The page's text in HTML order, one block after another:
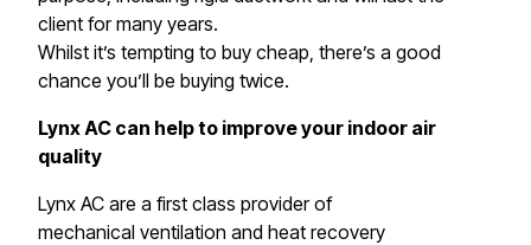
client for many years.
Whilst it’s tempting to buy cheap, there’s a good
chance you’ll be buying twice.​​​​‌ ‍ ​‍​‍‌‍ ‌ ​‍‌‍‍‌‌‍‌ ‌‍‍‌‌‍ ‍​‍​‍​ ‍‍​‍​‍‌ ​ ‌‍​‌‌‍ ‍‌‍‍‌‌ ‌​‌ ‍‌​‍ ‍‌‍‍‌‌‍ ​‍​‍​‍ ​​‍​‍‌‍‍​‌ ​‍‌‍‌‌‌‍‌‍​‍​‍​ ‍‍​‍​‍​‍ ‌‍​‌‌‍‌​‌‍ ‌‌‍‍‌‌‍ ‍​‍ ‌‍‍‌‌‍ ‍‌ ‌​‌‍‌‌‌‍ ‍‌ ‌​​‍ ‌‍‌‌‌‍‌​‌‍‍‌‌ ‌​​‍ ‌‍ ‌‌‍ ‌‍‌​‌‍‌‌​ ‌‌ ​​‌ ​‍‌‍‌‌‌ ​ ‌‍‌‌‌‍ ‍‌ ‌​‌‍​‌‌ ‌​‌‍‍‌‌‍ ‌‍ ‍​ ‍ ‌‍‍‌‌‍‌​​ ‌​ ‌‍​ ‌​​ ‍‌‌‍​‌‌‍​ ​ ‌ ​ ‍​​ ​ ​‍ ‌‌‍​ ​ ​​​ ‌‌​ ‌​​‍ ‌​ ‌​‌‍‌​​ ‍​​ ‍‌​‍ ‌​ ‍‌​ ‌‌‌‍​‌​ ​​​‍ ‌​ ‌‌‌‍‌‌​ ​‍​ ‌​​ ‍‌​ ​‌​ ‌ ‌‍‌‍​ ‌​​ ‍​​ ‍‌​ ‌‌​ ‍ ‌ ‌​‌ ‍‌‌ ​​‌‍‌‌​ ‌‌ ​​‌‍ ‌ ​ ‌ ‌​​ ‍ ‌ ​​‌‍​‌‌ ‌​‌‍‍​​ ‌‌‍​ ‌‍ ‌‍ ‍‌ ‌​‌‍‌‌‌‍ ‍‌ ‌​​‍‌‌​ ‌‌‌​​‍‌‌ ‌‍‍ ‌‍‌‌‌ ‍‌​‍‌‌​ ​ ‌​‌​​‍‌‌​ ​ ‌​‌​​‍‌‌​ ​‍​ ​‍​ ‍‌‌‍​ ​ ‌‌‌‍​‍​ ​‌​ ‌ ​ ​ ‌‍‌​​ ​‍​ ‍‌‌‍‌‍​ ‍‌​‍‌‌​ ​‍​ ​‍​‍‌‌​ ‌‌‌​‌​​‍ ‍‌‍​ ‌‍‍​‌‍‍‌‌‍ ​‌‍‌​‌ ​‍‌‍‌‌‌‍ ‍​‍‌‌​ ‌‌‌​​‍‌‌ ‌‍‍ ‌‍‌‌‌ ‍‌​‍‌‌​ ​ ‌​‌​​‍‌‌​ ​ ‌​‌​​‍‌‌​ ​‍​ ​‍​ ​‍‌‍​‍​ ‌‍​ ‍‌​ ‌‍​ ‌‌​ ‌‌​ ‌‍​ ‌​‌‍‌​​ ‌​‌‍​‌​‍‌‌​ ​‍​ ​‍​‍‌‌​ ‌‌‌​‌​​‍ ‍‌ ‌​‌‍‌‌‌ ‍​‌ ‌​​ ‌‍​‍‌‍​‌‌ ​ ‌‍‌‌‌‌‌‌‌ ​‍‌‍ ​​ ‌​‍‌‌​ ​‍‌​‌‍‌‍​‌‌‍‌​‌‍ ‌‌‍‍‌‌‍ ‍​‍‌‍‌‍‍‌‌‍‌​​ ‌​ ‌‍​ ‌​​ ‍‌‌‍​‌‌‍​ ​ ‌ ​ ‍​​ ​ ​‍ ‌‌‍​ ​ ​​​ ‌‌​ ‌​​‍ ‌​ ‌​‌‍‌​​ ‍​​ ‍‌​‍ ‌​ ‍‌​ ‌‌‌‍​‌​ ​​​‍ ‌​ ‌‌‌‍‌‌​ ​‍​ ‌​​ ‍‌​ ​‌​ ‌ ‌‍‌‍​ ‌​​ ‍​​ ‍‌​ ‌‌​‍‌‍‌ ‌​‌ ‍‌‌ ​​‌‍‌‌​ ‌‌ ​​‌‍ ‌ ​ ‌ ‌​​‍‌‍‌ ​​‌‍​‌‌ ‌​‌‍‍​​ ‌‌‍​ ‌‍ ‌‍ ‍‌ ‌​‌‍‌‌‌‍ ‍‌ ‌​​‍‌‌​ ‌‌‌​​‍‌‌ ‌‍‍ ‌‍‌‌‌ ‍‌​‍‌‌​ ​ ‌​‌​​‍‌‌​ ​ ‌​‌​​‍‌‌​ ​‍​ ​‍​ ‍‌‌‍​ ​ ‌‌‌‍​‍​ ​‌​ ‌ ​ ​ ‌‍‌​​ ​‍​ ‍‌‌‍‌‍​ ‍‌​‍‌‌​ ​‍​ ​‍​‍‌‌​ ‌‌‌​‌​​‍ ‍‌‍​ ‌‍‍​‌‍‍‌‌‍ ​‌‍‌​‌ ​‍‌‍‌‌‌‍ ‍​‍‌‌​ ‌‌‌​​‍‌‌ ‌‍‍ ‌‍‌‌‌ ‍‌​‍‌‌​ ​ ‌​‌​​‍‌‌​ ​ ‌​‌​​‍‌‌​ ​‍​ ​‍​ ​‍‌‍​‍​ ‌‍​ ‍‌​ ‌‍​ ‌‌​ ‌‌​ ‌‍​ ‌​‌‍‌​​ ‌​‌‍​‌​‍‌‌​ ​‍​ ​‍​‍‌‌​ ‌‌‌​‌​​‍ ‍‌ ‌​‌‍‌‌‌ ‍​‌ ‌​​‍​‍‌ ‌
Lynx AC can help to improve your indoor air
quality​​​​‌ ‍ ​‍​‍‌‍ ‌ ​‍‌‍‍‌‌‍‌ ‌‍‍‌‌‍ ‍​‍​‍​ ‍‍​‍​‍‌ ​ ‌‍​‌‌‍ ‍‌‍‍‌‌ ‌​‌ ‍‌​‍ ‍‌‍‍‌‌‍ ​‍​‍​‍ ​​‍​‍‌‍‍​‌ ​‍‌‍‌‌‌‍‌‍​‍​‍​ ‍‍​‍​‍​‍ ‌‍​‌‌‍‌​‌‍ ‌‌‍‍‌‌‍ ‍​‍ ‌‍‍‌‌‍ ‍‌ ‌​‌‍‌‌‌‍ ‍‌ ‌​​‍ ‌‍‌‌‌‍‌​‌‍‍‌‌ ‌​​‍ ‌‍ ‌‌‍ ‌‍‌​‌‍‌‌​ ‌‌ ​​‌ ​‍‌‍‌‌‌ ​ ‌‍‌‌‌‍ ‍‌ ‌​‌‍​‌‌ ‌​‌‍‍‌‌‍ ‌‍ ‍​ ‍ ‌‍‍‌‌‍‌​​ ‌​ ‌‍​ ‌​​ ‍‌‌‍​‌‌‍​ ​ ‌ ​ ‍​​ ​ ​‍ ‌‌‍​ ​ ​​​ ‌‌​ ‌​​‍ ‌​ ‌​‌‍‌​​ ‍​​ ‍‌​‍ ‌​ ‍‌​ ‌‌‌‍​‌​ ​​​‍ ‌​ ‌‌‌‍‌‌​ ​‍​ ‌​​ ‍‌​ ​‌​ ‌ ‌‍‌‍​ ‌​​ ‍​​ ‍‌​ ‌‌​ ‍ ‌ ‌​‌ ‍‌‌ ​​‌‍‌‌​ ‌‌ ​​‌‍ ‌ ​ ‌ ‌​​ ‍ ‌ ​​‌‍​‌‌ ‌​‌‍‍​​ ‌‌‍​ ‌‍ ‌‍ ‍‌ ‌​‌‍‌‌‌‍ ‍‌ ‌​​‍‌‌​ ‌‌‌​​‍‌‌ ‌‍‍ ‌‍‌‌‌ ‍‌​‍‌‌​ ​ ‌​‌​​‍‌‌​ ​ ‌​‌​​‍‌‌​ ​‍​ ​‍​ ‌‌‌‍‌‍​ ​ ‌‍​‌​ ‍​‌‍‌​‌‍‌‌​ ​​​ ​‌‌‍‌‍‌‍​ ‌‍‌‌​‍‌‌​ ​‍​ ​‍​‍‌‌​ ‌‌‌​‌​​‍ ‍‌‍​ ‌‍‍​‌‍‍‌‌‍ ​‌‍‌​‌ ​‍‌‍‌‌‌‍ ‍​‍‌‌​ ‌‌‌​​‍‌‌ ‌‍‍ ‌‍‌‌‌ ‍‌​‍‌‌​ ​ ‌​‌​​‍‌‌​ ​ ‌​‌​​‍‌‌​ ​‍​ ​‍‌‍‌‌‌‍‌‍‌‍​‍​ ​ ​ ​‍‌‍​‍‌‍​‍‌‍​‌​ ‌ ‌‍‌​​ ​​​ ‌​​‍‌‌​ ​‍​ ​‍​‍‌‌​ ‌‌‌​‌​​‍ ‍‌ ‌​‌‍‌‌‌ ‍​‌ ‌​​ ‌‍​‍‌‍​‌‌ ​ ‌‍‌‌‌‌‌‌‌ ​‍‌‍ ​​ ‌​‍‌‌​ ​‍‌​‌‍‌‍​‌‌‍‌​‌‍ ‌‌‍‍‌‌‍ ‍​‍‌‍‌‍‍‌‌‍‌​​ ‌​ ‌‍​ ‌​​ ‍‌‌‍​‌‌‍​ ​ ‌ ​ ‍​​ ​ ​‍ ‌‌‍​ ​ ​​​ ‌‌​ ‌​​‍ ‌​ ‌​‌‍‌​​ ‍​​ ‍‌​‍ ‌​ ‍‌​ ‌‌‌‍​‌​ ​​​‍ ‌​ ‌‌‌‍‌‌​ ​‍​ ‌​​ ‍‌​ ​‌​ ‌ ‌‍‌‍​ ‌​​ ‍​​ ‍‌​ ‌‌​‍‌‍‌ ‌​‌ ‍‌‌ ​​‌‍‌‌​ ‌‌ ​​‌‍ ‌ ​ ‌ ‌​​‍‌‍‌ ​​‌‍​‌‌ ‌​‌‍‍​​ ‌‌‍​ ‌‍ ‌‍ ‍‌ ‌​‌‍‌‌‌‍ ‍‌ ‌​​‍‌‌​ ‌‌‌​​‍‌‌ ‌‍‍ ‌‍‌‌‌ ‍‌​‍‌‌​ ​ ‌​‌​​‍‌‌​ ​ ‌​‌​​‍‌‌​ ​‍​ ​‍​ ‌‌‌‍‌‍​ ​ ‌‍​‌​ ‍​‌‍‌​‌‍‌‌​ ​​​ ​‌‌‍‌‍‌‍​ ‌‍‌‌​‍‌‌​ ​‍​ ​‍​‍‌‌​ ‌‌‌​‌​​‍ ‍‌‍​ ‌‍‍​‌‍‍‌‌‍ ​‌‍‌​‌ ​‍‌‍‌‌‌‍ ‍​‍‌‌​ ‌‌‌​​‍‌‌ ‌‍‍ ‌‍‌‌‌ ‍‌​‍‌‌​ ​ ‌​‌​​‍‌‌​ ​ ‌​‌​​‍‌‌​ ​‍​ ​‍‌‍‌‌‌‍‌‍‌‍​‍​ ​ ​ ​‍‌‍​‍‌‍​‍‌‍​‌​ ‌ ‌‍‌​​ ​​​ ‌​​‍‌‌​ ​‍​ ​‍​‍‌‌​ ‌‌‌​‌​​‍ ‍‌ ‌​‌‍‌‌‌ ‍​‌ ‌​​‍​‍‌ ‌
Lynx AC are a first class provider of
mechanical ventilation and heat recovery